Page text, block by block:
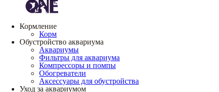
Кормление
Корм
Обустройство аквариума
Аквариумы
Фильтры для аквариума
Компрессоры и помпы
Обогреватели
Аксессуары для обустройства
Уход за аквариумом